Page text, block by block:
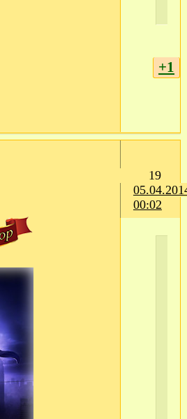
+1
19
00:02